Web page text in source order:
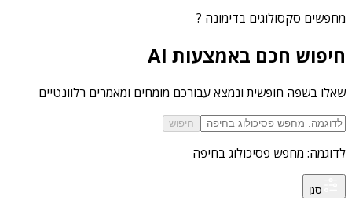
מחפשים סקסולוגים בדימונה ?
חיפוש חכם באמצעות AI
שאלו בשפה חופשית ונמצא עבורכם מומחים ומאמרים רלוונטיים
חיפוש
לדוגמה: מחפש פסיכולוג בחיפה
סנן